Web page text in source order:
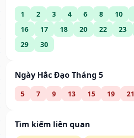
1 2 3 4 6 8 10
16
17 18 20 22 23
29
30
Ngày Hắc Đạo Tháng 5
5 7 9 13 15 19 21
Tìm kiếm liên quan